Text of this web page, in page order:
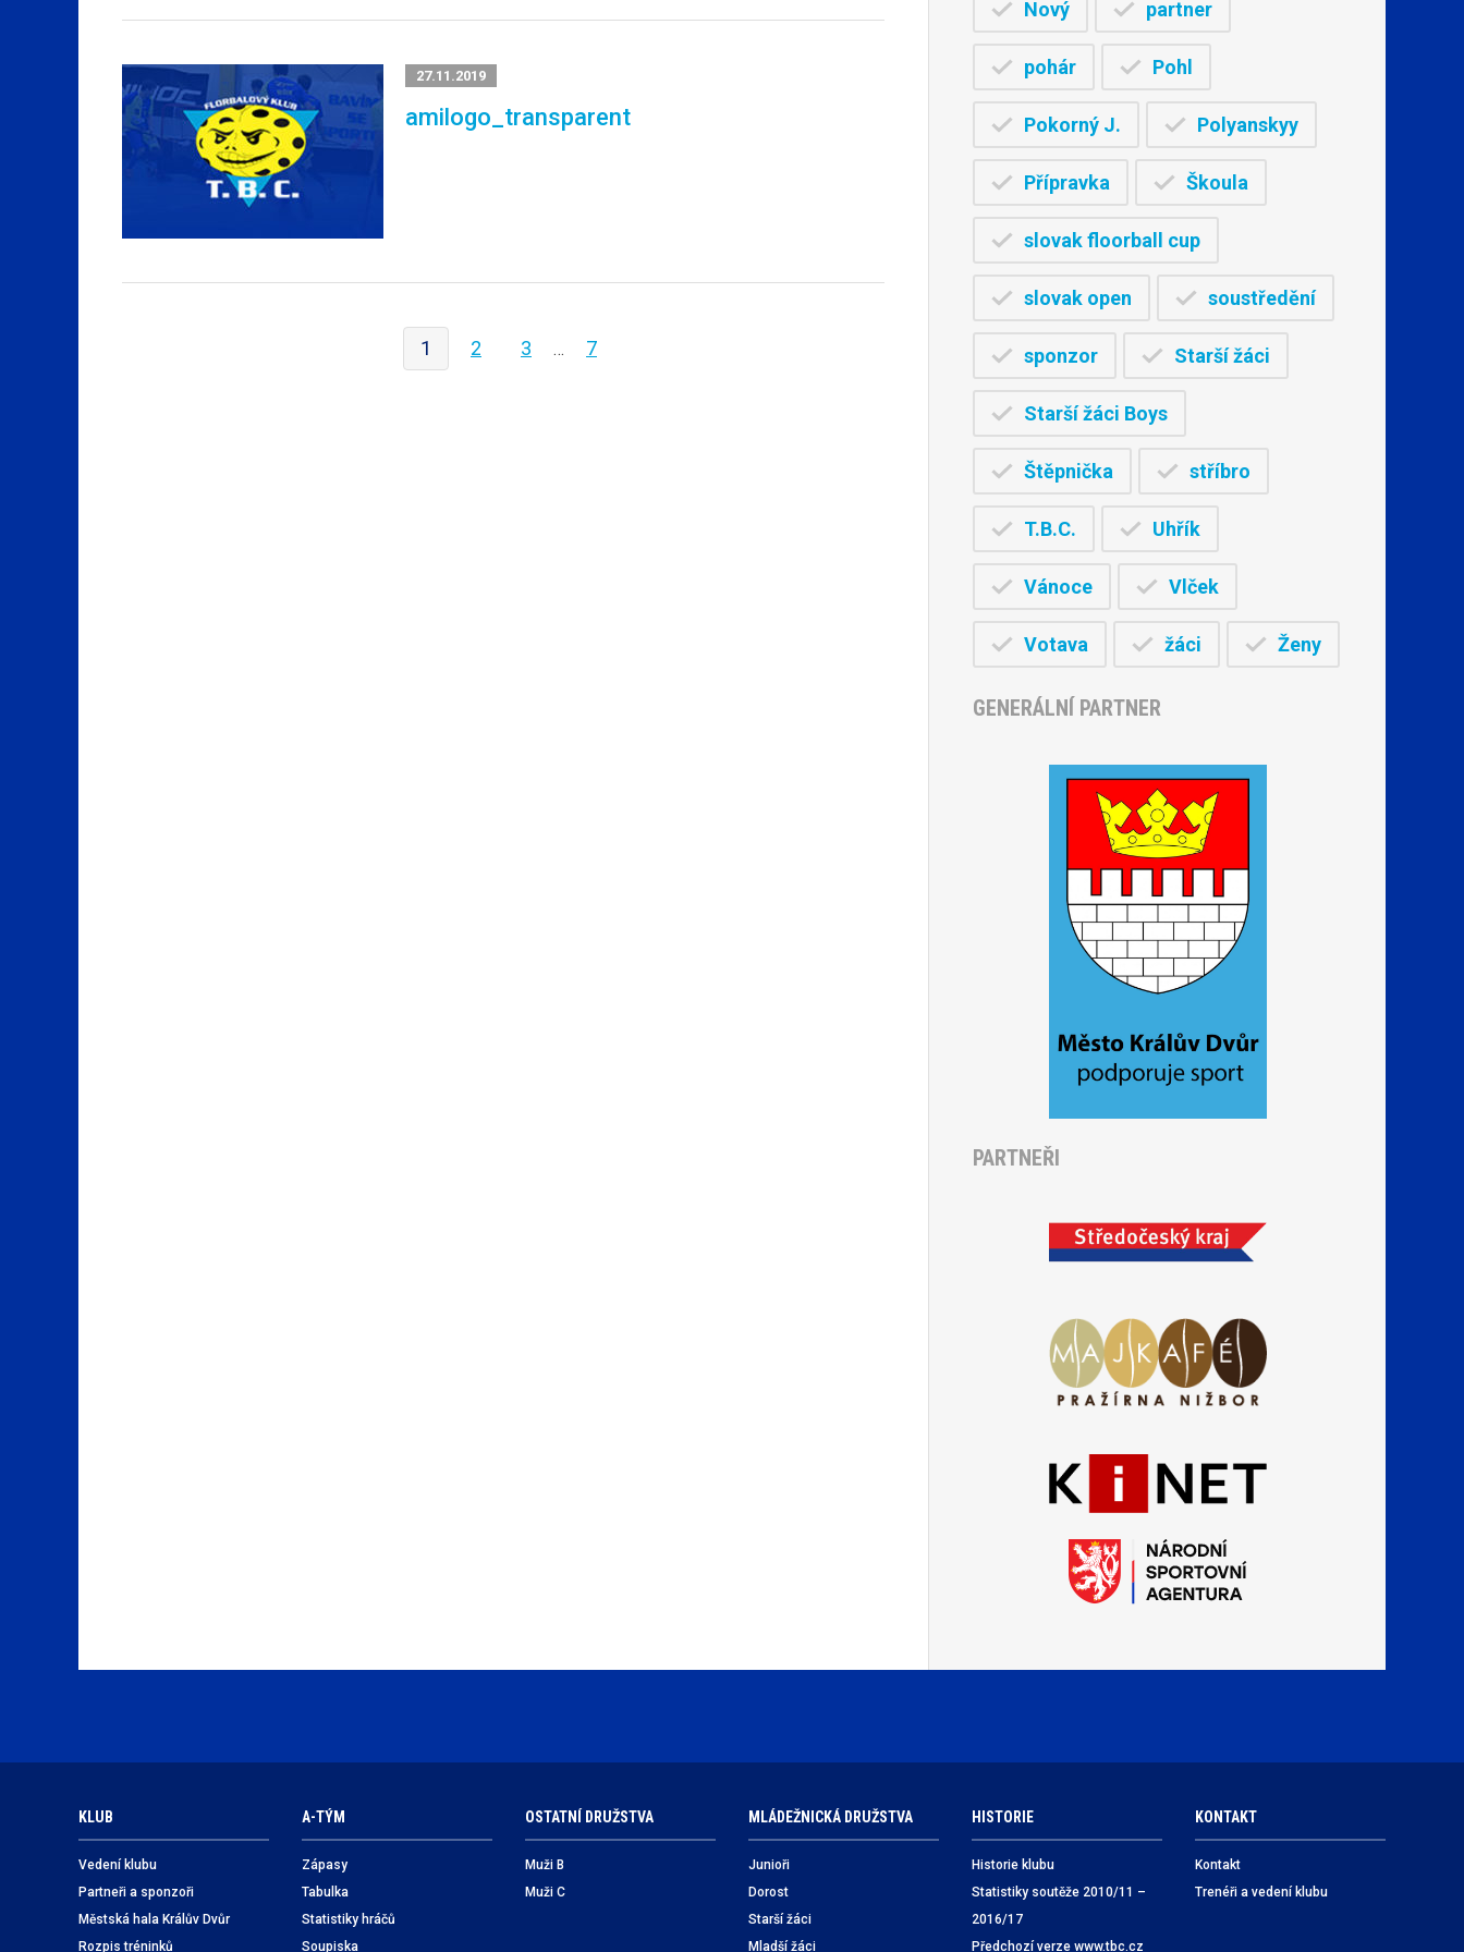
27.11.2019
amilogo_transparent
1 2 3 … 7
Nový partner
pohár Pohl
Pokorný J. Polyanskyy
Přípravka Škoula
slovak floorball cup
slovak open soustředění
sponzor Starší žáci
Starší žáci Boys
Štěpnička stříbro
T.B.C. Uhřík
Vánoce Vlček
Votava žáci Ženy
GENERÁLNÍ PARTNER
PARTNEŘI
KLUB
Vedení klubu
Partneři a sponzoři
Městská hala Králův Dvůr
Rozpis tréninků
A-TÝM
Zápasy
Tabulka
Statistiky hráčů
Soupiska
OSTATNÍ DRUŽSTVA
Muži B
Muži C
MLÁDEŽNICKÁ DRUŽSTVA
Junioři
Dorost
Starší žáci
Mladší žáci
HISTORIE
Historie klubu
Statistiky soutěže 2010/11 –
2016/17
Předchozí verze www.tbc.cz
KONTAKT
Kontakt
Trenéři a vedení klubu